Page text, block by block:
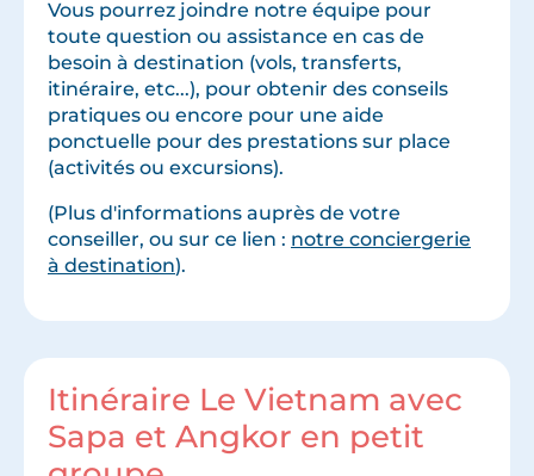
Vous pourrez joindre notre équipe pour
toute question ou assistance en cas de
besoin à destination (vols, transferts,
itinéraire, etc...), pour obtenir des conseils
pratiques ou encore pour une aide
ponctuelle pour des prestations sur place
(activités ou excursions).
(Plus d'informations auprès de votre
conseiller, ou sur ce lien : notre conciergerie
à destination).
Itinéraire Le Vietnam avec
Sapa et Angkor en petit